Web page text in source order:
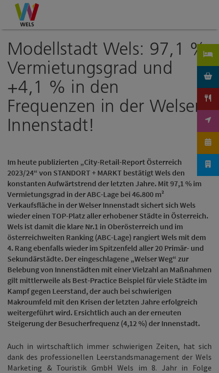
Zum Inhalt
Zur Navigation
Zum Seitenanfang
Modellstadt Wels: 97,1 %
Vermietungsgrad und
+4,1 % in den
Frequenzen in der Welser
Innenstadt!
Im heute publizierten „City-Retail-Report Österreich
2023/24“ von STANDORT + MARKT bestätigt Wels den
konstanten Aufwärtstrend der letzten Jahre. Mit 97,1 % im
Vermietungsgrad in der ABC-Lage bei 46.800 m²
Verkaufsfläche in der Welser Innenstadt sichert sich Wels
wieder einen TOP-Platz aller erhobener Städte in Österreich.
Wels ist damit die klare Nr.1 in Oberösterreich und im
österreichweiten Ranking (ABC-Lage) rangiert Wels mit dem
4. Rang ebenfalls wieder im Spitzenfeld aller 20 Primär- und
Sekundärstädte. Der eingeschlagene „Welser Weg“ zur
Belebung von Innenstädten mit einer Vielzahl an Maßnahmen
gilt mittlerweile als Best-Practice Beispiel für viele Städte im
Kampf gegen Leerstand, der auch bei schwierigen
Makroumfeld mit den Krisen der letzten Jahre erfolgreich
weitergeführt wird. Ersichtlich auch an der erneuten
Steigerung der Besucherfrequenz (4,12 %) der Innenstadt.
Auch in wirtschaftlich immer schwierigen Zeiten, hat sich
dank des professionellen Leerstandsmanagement der Wels
Marketing & Touristik GmbH Wels im 8. Jahr in Folge